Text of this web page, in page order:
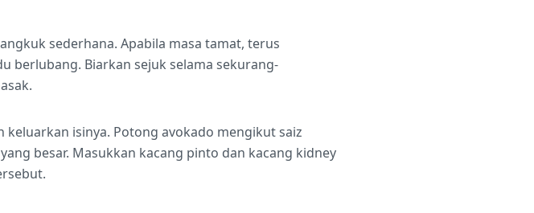
sederhana. Apabila masa tamat, terus
berlubang. Biarkan sejuk selama sekurang-
isinya. Potong avokado mengikut saiz
besar. Masukkan kacang pinto dan kacang kidney